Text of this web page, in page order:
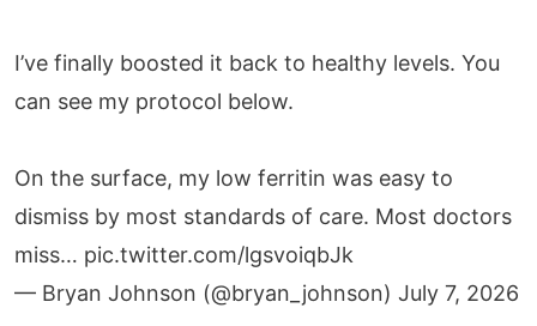
I’ve finally boosted it back to healthy levels. You
can see my protocol below.
On the surface, my low ferritin was easy to
dismiss by most standards of care. Most doctors
miss… pic.twitter.com/lgsvoiqbJk
— Bryan Johnson (@bryan_johnson) July 7, 2026